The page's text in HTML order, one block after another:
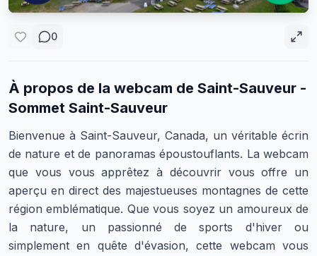
0
À propos de la webcam de Saint-Sauveur -
Sommet Saint-Sauveur
Bienvenue à Saint-Sauveur, Canada, un véritable écrin
de nature et de panoramas époustouflants. La webcam
que vous vous apprêtez à découvrir vous offre un
aperçu en direct des majestueuses montagnes de cette
région emblématique. Que vous soyez un amoureux de
la nature, un passionné de sports d'hiver ou
simplement en quête d'évasion, cette webcam vous